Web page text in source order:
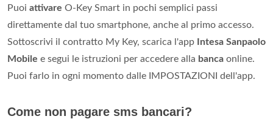
Puoi attivare O-Key Smart in pochi semplici passi
direttamente dal tuo smartphone, anche al primo accesso.
Sottoscrivi il contratto My Key, scarica l'app
Intesa Sanpaolo
Mobile e segui le istruzioni per accedere alla banca online.
Puoi farlo in ogni momento dalle IMPOSTAZIONI dell'app.
Come non pagare sms bancari?